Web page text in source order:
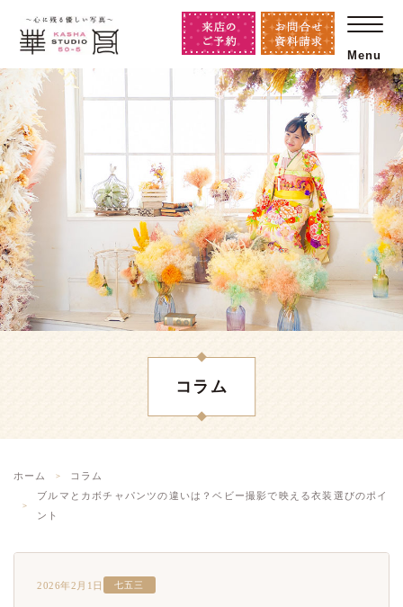
Menu
コラム
ホーム
コラム
ブルマとカボチャパンツの違いは？ベビー撮影で映える衣装選びのポイ
ント
2026年2月1日 七五三